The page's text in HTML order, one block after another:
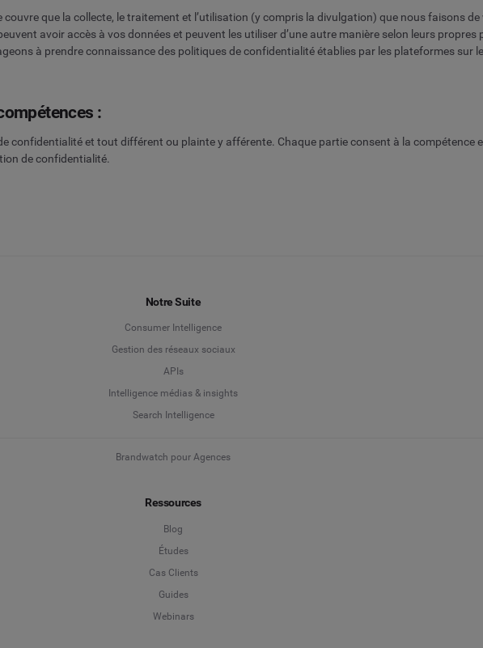
que la collecte, le traitement et l’utilisation (y compris la divulgation) que nous faisons
avoir accès à vos données et peuvent les utiliser d’une autre manière selon leurs propres
à prendre connaissance des politiques de confidentialité établies par les plateformes sur
:
confidentialité et tout différent ou plainte y afférente. Chaque partie consent à la compétence
de confidentialité.
Notre Suite
Consumer Intelligence
Gestion des réseaux sociaux
APIs
Intelligence médias & insights
Search Intelligence
Brandwatch pour Agences
Ressources
Blog
Études
Cas Clients
Guides
Webinars